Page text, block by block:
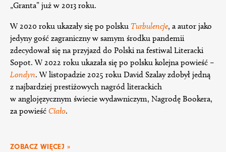
„Granta” już w 2013 roku.
W 2020 roku ukazały się po polsku Turbulencje, a autor jako
jedyny gość zagraniczny w samym środku pandemii
zdecydował się na przyjazd do Polski na festiwal Literacki
Sopot. W 2022 roku ukazała się po polsku kolejna powieść –
Londyn. W listopadzie 2025 roku David Szalay zdobył jedną
z najbardziej prestiżowych nagród literackich
w anglojęzycznym świecie wydawniczym, Nagrodę Bookera,
za powieść Ciało.
ZOBACZ WIĘCEJ »